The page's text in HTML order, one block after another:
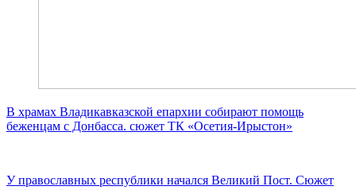
В храмах Владикавказской епархии собирают помощь
беженцам с Донбасса. сюжет ТК «Осетия-Ирыстон»
У православных республики начался Великий Пост. Сюжет